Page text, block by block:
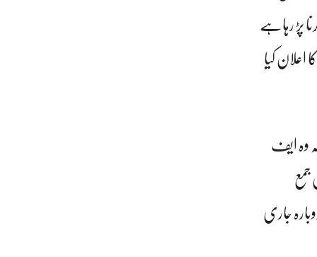
پڑ رہاہے
کیا
وہ ایف
جمع
دوبارہ جاری